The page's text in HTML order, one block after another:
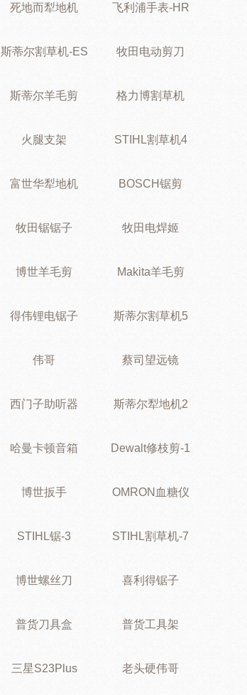
死地而犁地机 飞利浦手表-HR
斯蒂尔割草机-ES 牧田电动剪刀
斯蒂尔羊毛剪 格力博割草机
火腿支架 STIHL割草机4
富世华犁地机 BOSCH锯剪
牧田锯锯子 牧田电焊姬
博世羊毛剪 Makita羊毛剪
得伟锂电锯子 斯蒂尔割草机5
伟哥 蔡司望远镜
西门子助听器 斯蒂尔犁地机2
哈曼卡顿音箱 Dewalt修枝剪-1
博世扳手 OMRON血糖仪
STIHL锯-3 STIHL割草机-7
博世螺丝刀 喜利得锯子
普货刀具盒 普货工具架
三星S23Plus 老头硬伟哥